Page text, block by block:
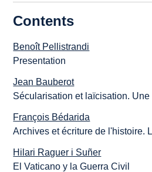
Contents
Benoît Pellistrandi
Presentation
Jean Bauberot
Sécularisation et laïcisation.
François Bédarida
Archives et écriture de l'histoire.
Hilari Raguer i Suñer
El Vaticano y la Guerra Civil